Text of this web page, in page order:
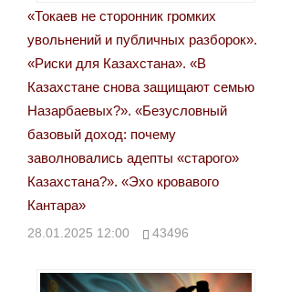
«Токаев не сторонник громких
увольнений и публичных разборок».
«Риски для Казахстана». «В
Казахстане снова защищают семью
Назарбаевых?». «Безусловный
базовый доход: почему
заволновались адепты «старого»
Казахстана?». «Эхо кровавого
Кантара»
28.01.2025 12:00 43496